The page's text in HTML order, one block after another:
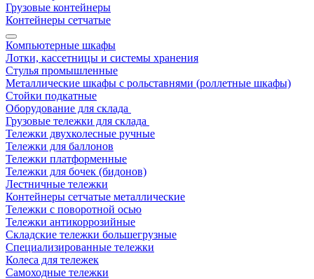
Грузовые контейнеры
Контейнеры сетчатые
Компьютерные шкафы
Лотки, кассетницы и системы хранения
Стулья промышленные
Металлические шкафы с рольставнями (роллетные шкафы)
Стойки подкатные
Оборудование для склада
Грузовые тележки для склада
Тележки двухколесные ручные
Тележки для баллонов
Тележки платформенные
Тележки для бочек (бидонов)
Лестничные тележки
Контейнеры сетчатые металлические
Тележки с поворотной осью
Тележки антикоррозийные
Складские тележки большегрузные
Специализированные тележки
Колеса для тележек
Самоходные тележки